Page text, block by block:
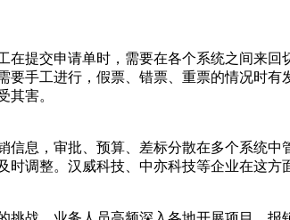
提交申请单时，需要在各个系统之间来
手工进行，假票、错票、重票的情况时
其害。
息，审批、预算、差标分散在多个系统
调整。汉威科技、中亦科技等企业在这方